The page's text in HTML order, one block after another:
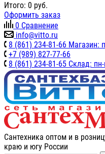
Итого: 0 руб.
Оформить заказ
0 Сравнение
info@vitto.ru
8 (861) 234-81-66 Магазин:
+7 (989) 827-77-66
8 (861) 234-81-65 Склад:
Сантехника оптом и в
краю и югу России